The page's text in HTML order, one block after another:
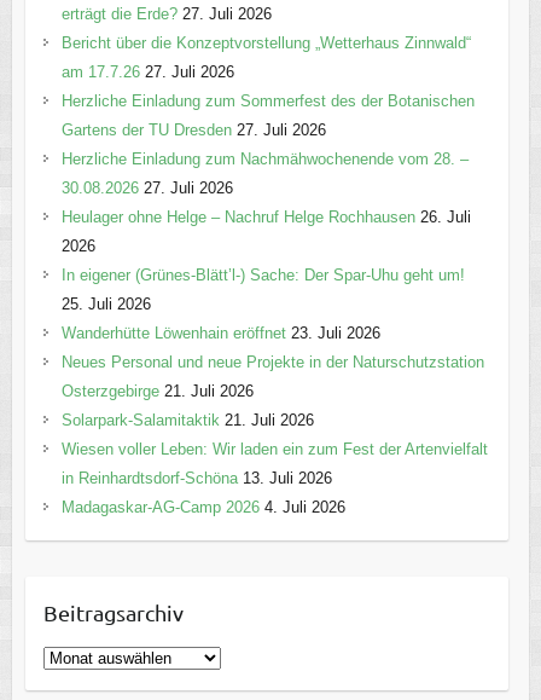
erträgt die Erde? 27. Juli 2026
Bericht über die Konzeptvorstellung „Wetterhaus Zinnwald“
am 17.7.26 27. Juli 2026
Herzliche Einladung zum Sommerfest des der Botanischen
Gartens der TU Dresden 27. Juli 2026
Herzliche Einladung zum Nachmähwochenende vom 28. –
30.08.2026 27. Juli 2026
Heulager ohne Helge – Nachruf Helge Rochhausen 26. Juli
2026
In eigener (Grünes-Blätt’l-) Sache: Der Spar-Uhu geht um!
25. Juli 2026
Wanderhütte Löwenhain eröffnet 23. Juli 2026
Neues Personal und neue Projekte in der Naturschutzstation
Osterzgebirge 21. Juli 2026
Solarpark-Salamitaktik 21. Juli 2026
Wiesen voller Leben: Wir laden ein zum Fest der Artenvielfalt
in Reinhardtsdorf-Schöna 13. Juli 2026
Madagaskar-AG-Camp 2026 4. Juli 2026
Beitragsarchiv
B
e